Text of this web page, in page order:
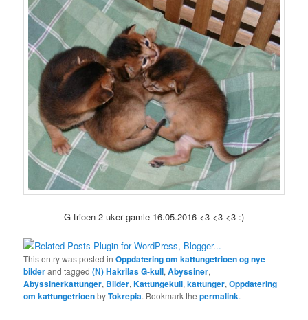
G-trioen 2 uker gamle 16.05.2016 <3 <3 <3 :)
This entry was posted inOppdatering om kattungetrioen og nye
bilderand tagged(N) Hakrilas G-kull,Abyssiner,
Abyssinerkattunger, Bilder,Kattungekull,kattunger,Oppdatering
om kattungetrioenbyTokrepia. Bookmark thepermalink.